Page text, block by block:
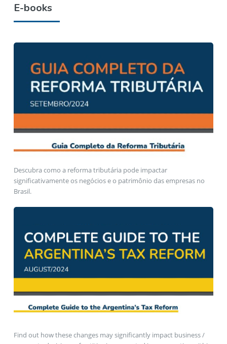
E-books
Descubra como a reforma tributária pode impactar
significativamente os negócios e o patrimônio das empresas no
Brasil.
Find out how these changes may significantly impact business /